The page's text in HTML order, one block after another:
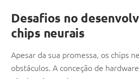
Desafios no
chips neurais
Apesar da sua promessa, os chips
obstáculos. A conceção de